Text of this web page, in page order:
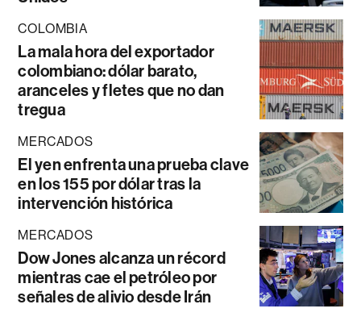
COLOMBIA
La mala hora del exportador
colombiano: dólar barato,
aranceles y fletes que no dan
tregua
MERCADOS
El yen enfrenta una prueba clave
en los 155 por dólar tras la
intervención histórica
MERCADOS
Dow Jones alcanza un récord
mientras cae el petróleo por
señales de alivio desde Irán